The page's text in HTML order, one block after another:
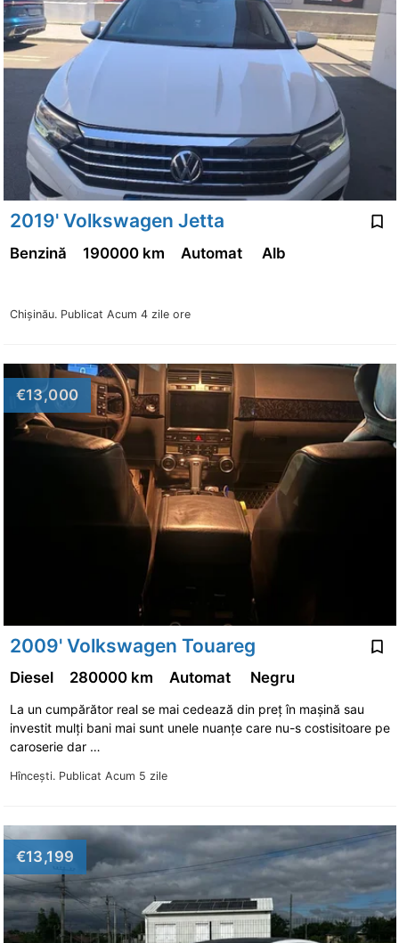
2019' Volkswagen Jetta
Chişinău. Publicat Acum 4 zile ore
Benzină 190000 km Automat Alb
€13,000
2009' Volkswagen Touareg
Hînceşti. Publicat Acum 5 zile
Diesel 280000 km Automat Negru
La un cumpărător real se mai cedează din preț în mașină sau
investit mulți bani mai sunt unele nuanțe care nu-s costisitoare pe
caroserie dar …
€13,199